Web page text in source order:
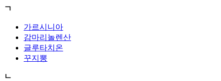
ㄱ
가르시니아
감마리놀렌산
글루타치온
꾸지뽕
ㄴ